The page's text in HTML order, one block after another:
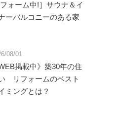
ォーム中!］サウナ＆イ
ーバルコニーのある家
08/01
WEB掲載中》築30年の住
リフォームのベスト
ミングとは？